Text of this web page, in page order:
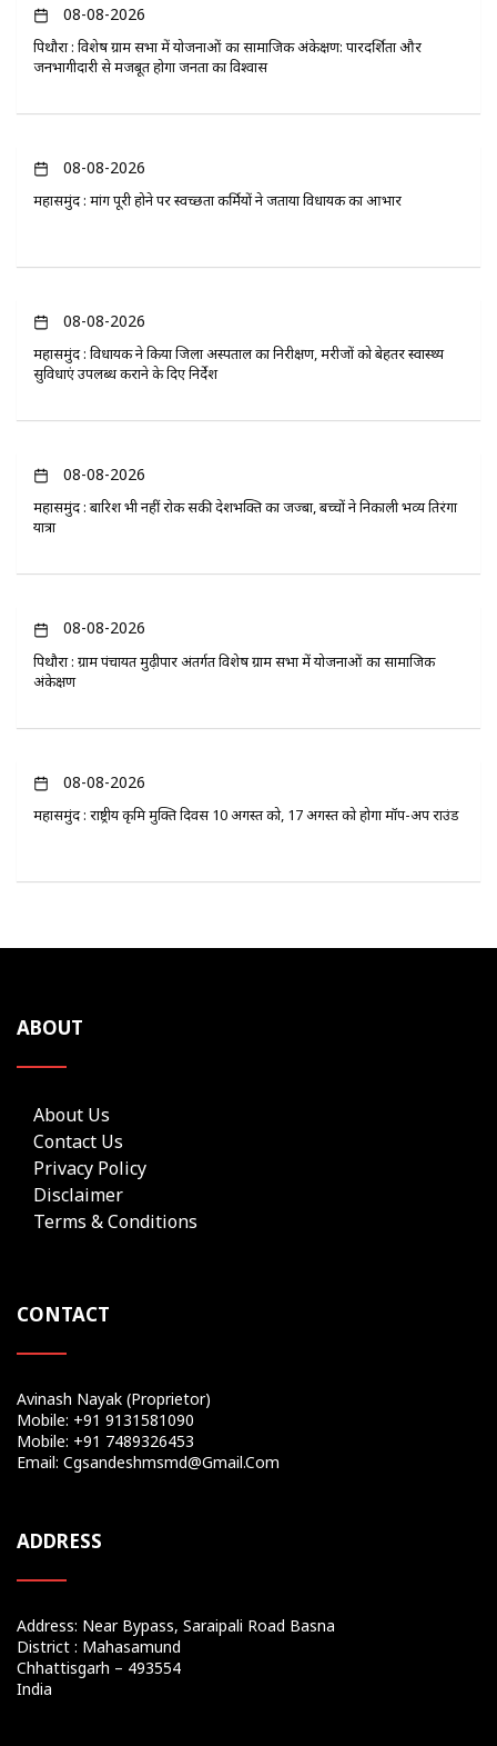
08-08-2026
पिथौरा : विशेष ग्राम सभा में योजनाओं का सामाजिक अंकेक्षण: पारदर्शिता और
जनभागीदारी से मजबूत होगा जनता का विश्वास
08-08-2026
महासमुंद : मांग पूरी होने पर स्वच्छता कर्मियों ने जताया विधायक का आभार
08-08-2026
महासमुंद : विधायक ने किया जिला अस्पताल का निरीक्षण, मरीजों को बेहतर स्वास्थ्य
सुविधाएं उपलब्ध कराने के दिए निर्देश
08-08-2026
महासमुंद : बारिश भी नहीं रोक सकी देशभक्ति का जज्बा, बच्चों ने निकाली भव्य तिरंगा
यात्रा
08-08-2026
पिथौरा : ग्राम पंचायत मुढ़ीपार अंतर्गत विशेष ग्राम सभा में योजनाओं का सामाजिक
अंकेक्षण
08-08-2026
महासमुंद : राष्ट्रीय कृमि मुक्ति दिवस 10 अगस्त को, 17 अगस्त को होगा मॉप-अप राउंड
ABOUT
About Us
Contact Us
Privacy Policy
Disclaimer
Terms & Conditions
CONTACT
Avinash Nayak (Proprietor)
Mobile: +91 9131581090
Mobile: +91 7489326453
Email: Cgsandeshmsmd@gmail.com
ADDRESS
Address: Near Bypass, Saraipali Road Basna
District : Mahasamund
Chhattisgarh – 493554
India